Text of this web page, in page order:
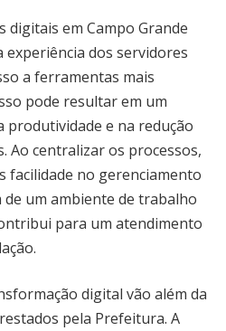
digitais em Campo Grande
dos servidores
a ferramentas mais
pode resultar em um
produtividade e na redução
Ao centralizar os processos,
facilidade no gerenciamento
de um ambiente de trabalho
para um atendimento
digital vão além da
pela Prefeitura. A